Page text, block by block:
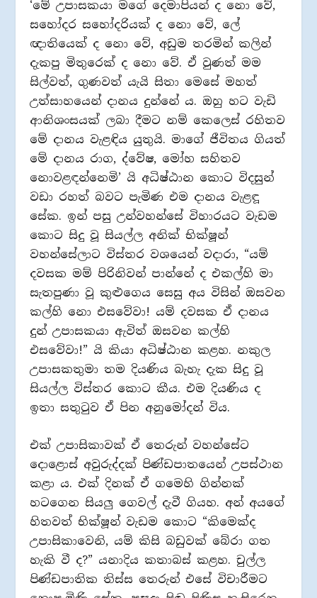
‘මේ උපාසකයා මගේ දෙමාපියන් ද නො වේ,
සහෝදර සහෝදරියක් ද නො වේ, ලේ
ඥාතියෙක් ද නො වේ, අඩුම තරමින් කලින්
දැකපු මිතුරෙක් ද නො වේ. ඒ වුණත් මම
සිල්වත්, ගුණවත් යැයි සිතා මෙසේ මහත්
උත්සාහයෙන් දානය දුන්නේ ය. ඔහු හට වැඩි
ආනිශංසයක් ලබා දීමට නම් කෙලෙස් රහිතව
මේ දානය වැළඳිය යුතුයි. මාගේ ජීවිතය ගියත්
මේ දානය රාග, ද්වේෂ, මෝහ සහිතව
නොවළඳන්නෙමි’ යි අධිෂ්ඨාන කොට විදසුන්
වඩා රහත් බවට පැමිණ එම දානය වැළඳූ
සේක. ඉන් පසු උන්වහන්සේ විහාරයට වැඩම
කොට සිදු වූ සියල්ල අනික් භික්ෂූන්
වහන්සේලාට විස්තර වශයෙන් වදාරා, “යම්
දවසක මම් පිරිනිවන් පාන්නේ ද එකල්හි මා
සැතපුණා වූ කුළුගෙය සෙසු අය විසින් ඔසවන
කල්හි නො එසවේවා! යම් දවසක ඒ දානය
දුන් උපාසකයා ඇවිත් ඔසවන කල්හි
එසවේවා!” යි කියා අධිෂ්ඨාන කළහ. නකුල
උපාසකතුමා තම දියණිය බැහැ දැක සිදු වූ
සියල්ල විස්තර කොට කීය. එම දියණිය ද
ඉතා සතුටුව ඒ පින අනුමෝදන් විය.
එක් උපාසිකාවක් ඒ තෙරුන් වහන්සේට
දොළොස් අවුරුද්දක් පිණ්ඩපාතයෙන් උපස්ථාන
කළා ය. එක් දිනක් ඒ ගමෙහි ගින්නක්
හටගෙන සියලු ගෙවල් දැවී ගියහ. අන් අයගේ
හිතවත් භික්ෂූන් වැඩම කොට “කිමෙක්ද
උපාසිකාවෙනි, යම් කිසි බඩුවක් බේරා ගත
හැකි වී ද?” යනාදිය කතාබස් කළහ. චුල්ල
පිණ්ඩපාතික තිස්ස තෙරුන් එසේ විචාරීමට